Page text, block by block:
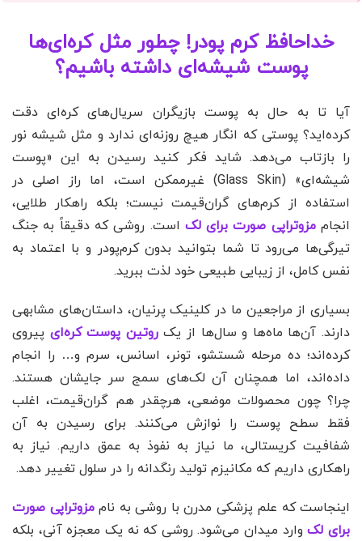
خداحافظ کرم پودر! چطور مثل کره‌ای‌ها
پوست شیشه‌ای داشته باشیم؟
آیا تا به حال به پوست بازیگران سریال‌های کره‌ای دقت
کرده‌اید؟ پوستی که انگار هیچ روزنه‌ای ندارد و مثل شیشه نور
را بازتاب می‌دهد. شاید فکر کنید رسیدن به این «پوست
شیشه‌ای» (Glass Skin) غیرممکن است، اما راز اصلی در
استفاده از کرم‌های گران‌قیمت نیست؛ بلکه راهکار طلایی،
انجاممزوتراپی صورت برای لک است. روشی که دقیقاً به جنگ
تیرگی‌ها می‌رود تا شما بتوانید بدون کرم‌پودر و با اعتماد به
نفس کامل، از زیبایی طبیعی خود لذت ببرید.
بسیاری از مراجعین ما در کلینیک پرنیان، داستان‌های مشابهی
دارند. آن‌ها ماه‌ها و سال‌ها از یکروتین پوست کره‌ای پیروی
کرده‌اند؛ ده مرحله شستشو، تونر، اسانس، سرم و… را انجام
داده‌اند، اما همچنان آن لک‌های سمج سر جایشان هستند.
چرا؟ چون محصولات موضعی، هرچقدر هم گران‌قیمت، اغلب
فقط سطح پوست را نوازش می‌کنند. برای رسیدن به آن
شفافیت کریستالی، ما نیاز به نفوذ به عمق داریم. نیاز به
راهکاری داریم که مکانیزم تولید رنگدانه را در سلول تغییر دهد.
اینجاست که علم پزشکی مدرن با روشی به ناممزوتراپی صورت
برای لکوارد میدان می‌شود. روشی که نه یک معجزه آنی، بلکه